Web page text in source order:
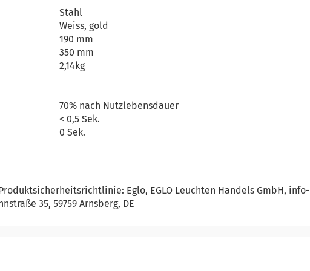
Stahl
Weiss, gold
190 mm
350 mm
2,14kg
70% nach Nutzlebensdauer
< 0,5 Sek.
0 Sek.
Eglo, EGLO Leuchten Handels GmbH, info-
35, 59759 Arnsberg, DE